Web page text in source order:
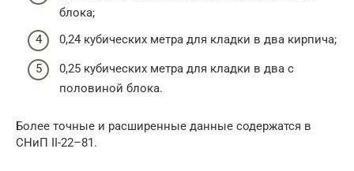
блока;
0,24 кубических метра для кладки в два кирпича;
0,25 кубических метра для кладки в два с
половиной блока.
Более точные и расширенные данные содержатся в
СНиП II-22–81.